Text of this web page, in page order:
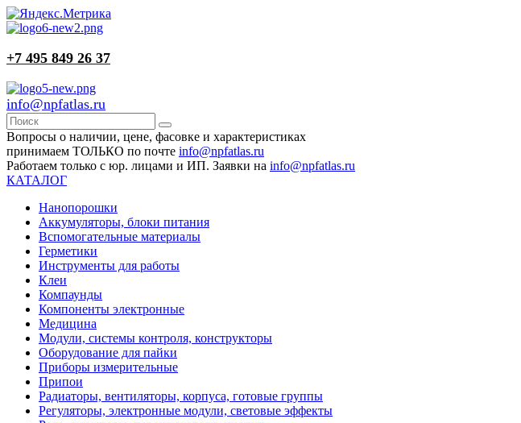
+7 495 849 26 37
info@npfatlas.ru
Вопросы о наличии, цене, фасовке и характеристиках
принимаем ТОЛЬКО по почте info@npfatlas.ru
Работаем только с юр. лицами и ИП. Заявки на info@npfatlas.ru
КАТАЛОГ
Нанопорошки
Аккумуляторы, блоки питания
Вспомогательные материалы
Герметики
Инструменты для работы
Клеи
Компаунды
Компоненты электронные
Медицина
Модули, системы контроля, конструкторы
Оборудование для пайки
Приборы измерительные
Припои
Радиаторы, вентиляторы, корпуса, готовые группы
Регуляторы, электронные модули, световые эффекты